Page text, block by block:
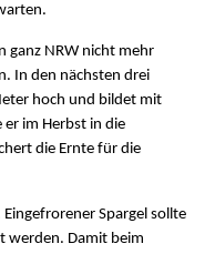
ganz NRW nicht mehr
In den nächsten drei
hoch und bildet mit
er im Herbst in die
die Ernte für die
Spargel sollte
werden. Damit beim